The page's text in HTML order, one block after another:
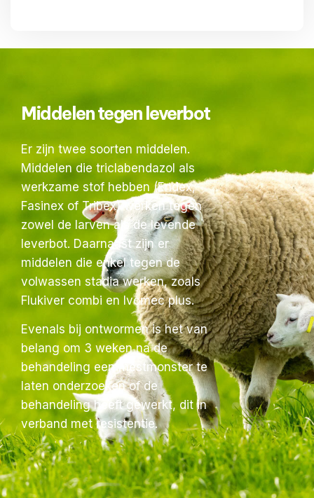
Middelen tegen leverbot
Er zijn twee soorten middelen.
Middelen die triclabendazol als
werkzame stof hebben (Endex,
Fasinex of Tribex) werken tegen
zowel de larven als de levende
leverbot. Daarnaast zijn er
middelen die enkel tegen de
volwassen stadia werken, zoals
Flukiver combi en Ivomec plus.
Evenals bij ontwormen is het van
belang om 3 weken na de
behandeling een mestmonster te
laten onderzoeken of de
behandeling heeft gewerkt, dit in
verband met resistentie.